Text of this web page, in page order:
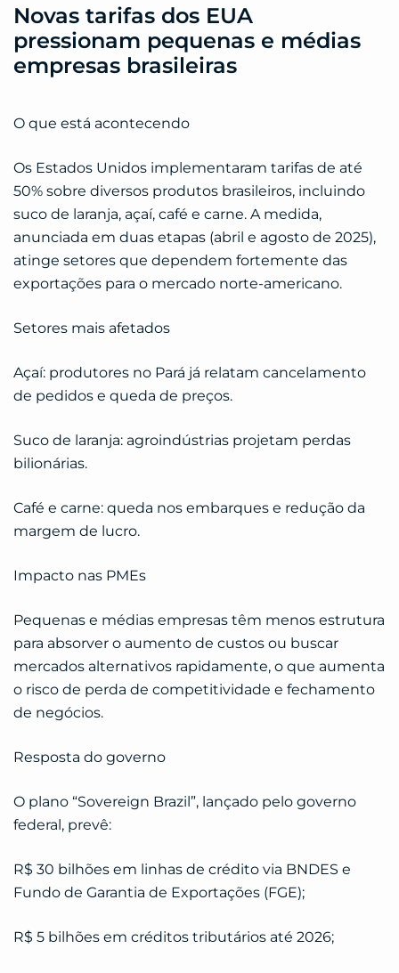
Novas tarifas dos EUA
pressionam pequenas e médias
empresas brasileiras
O que está acontecendo
Os Estados Unidos implementaram tarifas de até
50% sobre diversos produtos brasileiros, incluindo
suco de laranja, açaí, café e carne. A medida,
anunciada em duas etapas (abril e agosto de 2025),
atinge setores que dependem fortemente das
exportações para o mercado norte-americano.
Setores mais afetados
Açaí: produtores no Pará já relatam cancelamento
de pedidos e queda de preços.
Suco de laranja: agroindústrias projetam perdas
bilionárias.
Café e carne: queda nos embarques e redução da
margem de lucro.
Impacto nas PMEs
Pequenas e médias empresas têm menos estrutura
para absorver o aumento de custos ou buscar
mercados alternativos rapidamente, o que aumenta
o risco de perda de competitividade e fechamento
de negócios.
Resposta do governo
O plano “Sovereign Brazil”, lançado pelo governo
federal, prevê:
R$ 30 bilhões em linhas de crédito via BNDES e
Fundo de Garantia de Exportações (FGE);
R$ 5 bilhões em créditos tributários até 2026;